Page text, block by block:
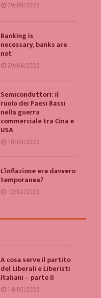
09/08/2023
Banking is
necessary, banks are
not
29/04/2023
Semiconduttori: il
ruolo dei Paesi Bassi
nella guerra
commerciale tra Cina e
USA
18/03/2023
L’inflazione era davvero
temporanea?
12/02/2023
A cosa serve il partito
del Liberali e Liberisti
Italiani – parte II
14/05/2023